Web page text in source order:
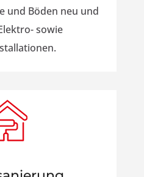
und Böden neu und
sowie